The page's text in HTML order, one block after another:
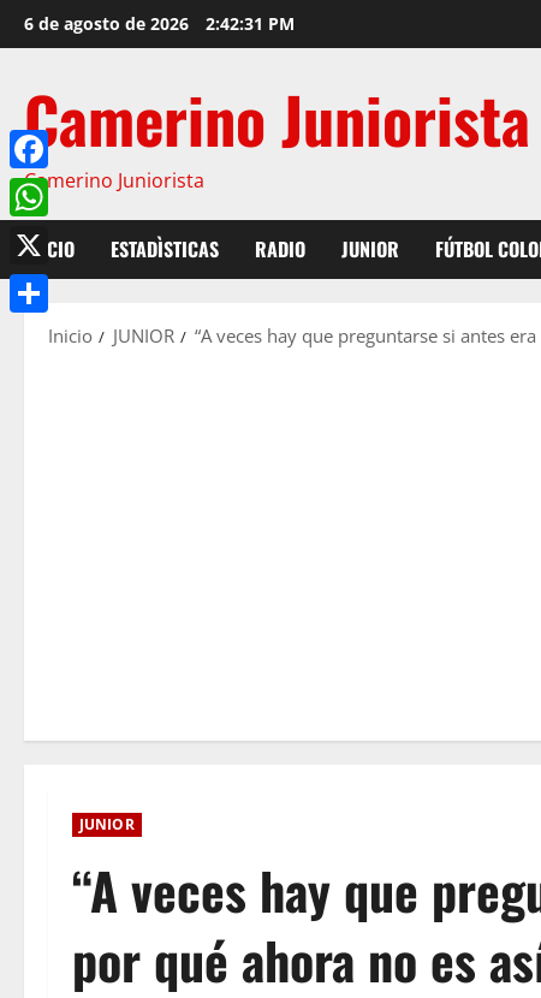
6 de agosto de 2026 2:42:32 PM
Camerino Juniorista
Camerino Juniorista
INICIO ESTADÌSTICAS RADIO JUNIOR FÚTBOL
Inicio JUNIOR “A veces hay que preguntarse si antes
JUNIOR
“A veces hay que
por qué ahora no es
Facebook
WhatsApp
X
Compartir